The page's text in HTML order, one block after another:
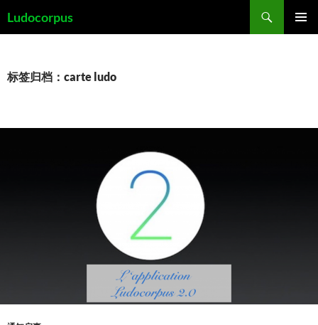
至Ludocorpus
索
标签归档：carte ludo